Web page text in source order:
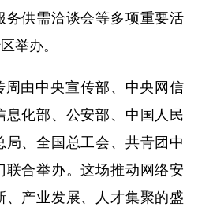
供需洽谈会等多项重要活
举办。
由中央宣传部、中央网信
化部、公安部、中国人民
、全国总工会、共青团中
合举办。这场推动网络安
产业发展、人才集聚的盛